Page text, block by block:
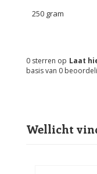
250 gram
Laat
0 sterren op
basis van 0
Wellicht